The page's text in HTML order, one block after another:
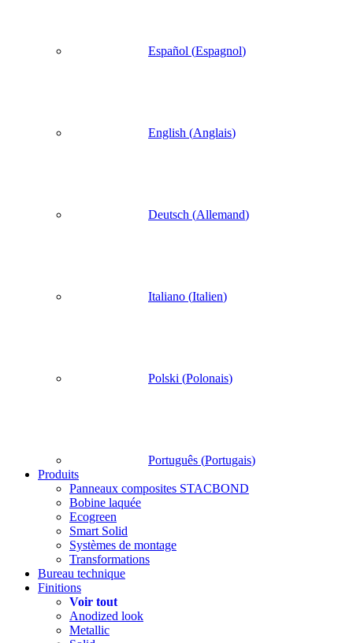
Español (Espagnol)
English (Anglais)
Deutsch (Allemand)
Italiano (Italien)
Polski (Polonais)
Português (Portugais)
Produits
Panneaux composites STACBOND
Bobine laquée
Ecogreen
Smart Solid
Systèmes de montage
Transformations
Bureau technique
Finitions
Voir tout
Anodized look
Metallic